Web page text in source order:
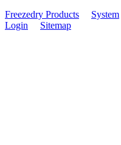
Freezedry Products
System
Login
Sitemap